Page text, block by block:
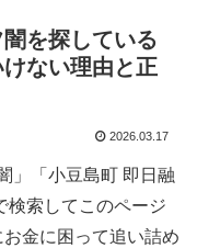
を探している
ない理由と正
2026.03.17
」「小豆島町 即日融
検索してこのページ
金に困って追い詰め